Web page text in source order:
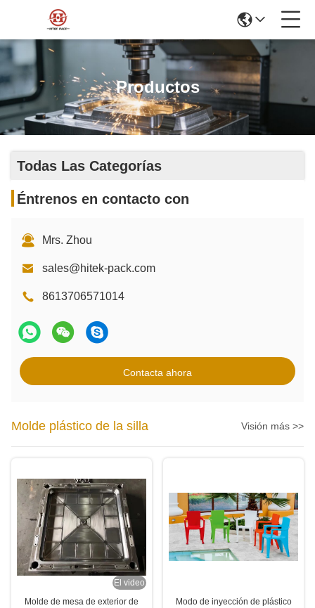
Productos
Todas Las Categorías
Éntrenos en contacto con
Mrs. Zhou
sales@hitek-pack.com
8613706571014
Contacta ahora
Molde plástico de la silla Visión más >>
El video
Molde de mesa de exterior de
Modo de inyección de plástico